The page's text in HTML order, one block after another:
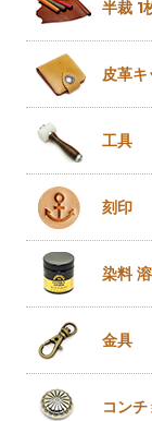
半裁 1
皮革キ
工具
刻印
染料
金具
コンチ